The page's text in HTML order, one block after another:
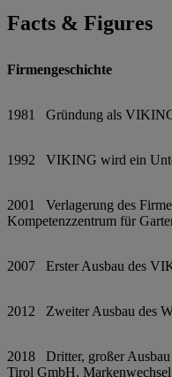
Facts & Figures
Firmengeschichte
1981 Gründung als
1992 VIKING wird ein
2001 Verlagerung des
Kompetenzzentrum für
2007 Erster Ausbau des
2012 Zweiter Ausbau des
2018 Dritter, großer
Tirol GmbH,